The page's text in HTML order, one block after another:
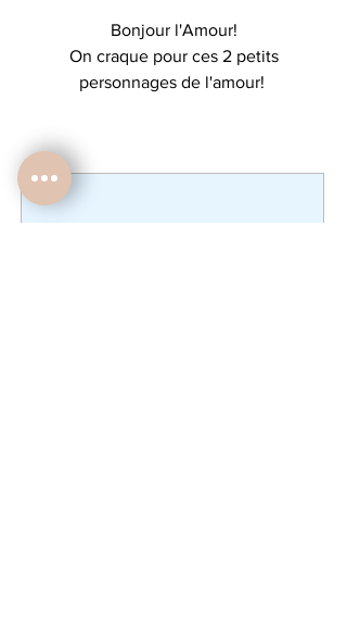
Bonjour l'Amour!
On craque pour ces 2 petits
personnages de l'amour!
Une main tendue c'st 1 𖤓qui brille pour